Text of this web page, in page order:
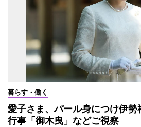
暮らす・働く
愛子さま、パール身につけ伊
行事「御木曳」などご視察